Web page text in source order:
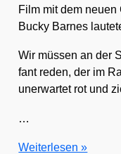
Film mit dem
Bucky Bar­nes
Wir müs­sen an der
fant reden, der im
uner­war­tet rot und
…
CAPTAIN
Wei­ter­le­sen »